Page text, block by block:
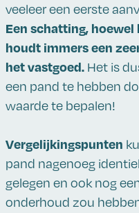
veeleer een eerste
Een schatting,
houdt immers een
het vastgoed. Het is
een pand te hebben
waarde te bepalen!
Vergelijkingspunten
pand nagenoeg
gelegen en ook nog
onderhoud zou